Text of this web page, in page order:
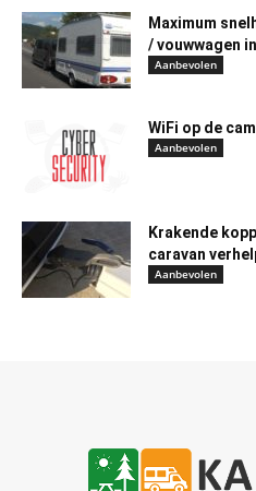
Maximum
/ vouwwagen
Aanbevolen
WiFi op de
Aanbevolen
Krakende
caravan
Aanbevolen